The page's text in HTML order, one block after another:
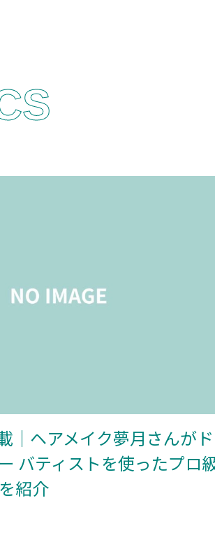
｜ヘアメイク夢月さんがド
バティストを使ったプロ
紹介